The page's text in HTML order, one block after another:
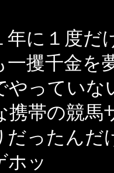
年に１度だ
一攫千金を
やってい
携帯の競馬
だったんだ
ホッ